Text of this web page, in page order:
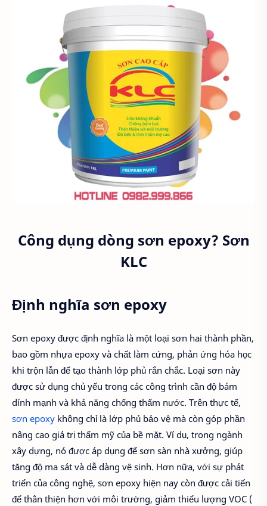
Công dụng dòng sơn epoxy? Sơn
KLC
Định nghĩa sơn epoxy
Sơn epoxy được định nghĩa là một loại sơn hai thành phần,
bao gồm nhựa epoxy và chất làm cứng, phản ứng hóa học
khi trộn lẫn để tạo thành lớp phủ rắn chắc. Loại sơn này
được sử dụng chủ yếu trong các công trình cần độ bám
dính mạnh và khả năng chống thấm nước. Trên thực tế,
sơn epoxy không chỉ là lớp phủ bảo vệ mà còn góp phần
nâng cao giá trị thẩm mỹ của bề mặt. Ví dụ, trong ngành
xây dựng, nó được áp dụng để sơn sàn nhà xưởng, giúp
tăng độ ma sát và dễ dàng vệ sinh. Hơn nữa, với sự phát
triển của công nghệ, sơn epoxy hiện nay còn được cải tiến
để thân thiện hơn với môi trường, giảm thiểu lượng VOC (